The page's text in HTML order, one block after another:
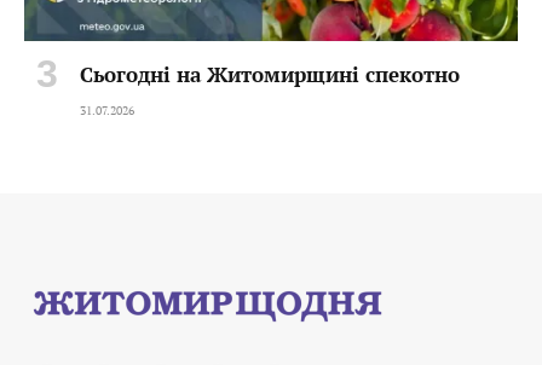
Сьогодні на Житомирщині спекотно
31.07.2026